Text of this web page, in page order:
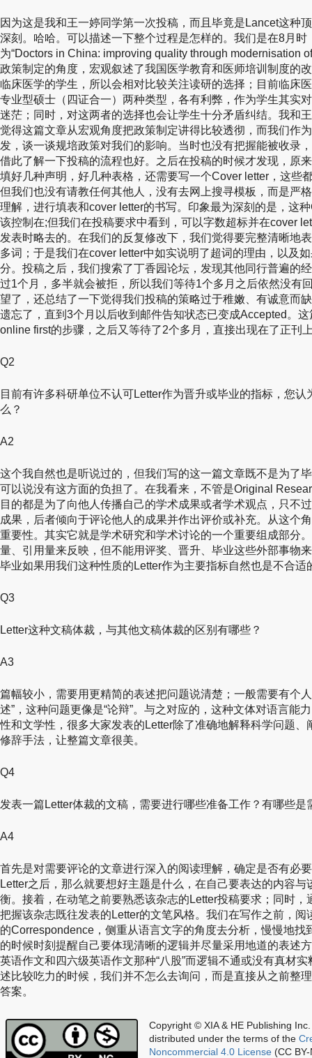
因为这是我和王一婷同学第一次投稿，而且毕竟是Lancet这种
深刻。哈哈。可以描述一下整个过程是怎样的。我们是在8月
为“Doctors in China: improving quality through modernisation
政策制定的角度，宏观叙述了我国医学教育和医师培训制度的
临床医学的学生，所以会相对比较关注读研的选择；目前临床
专业型硕士（四证合一）两种类型，各有利弊，作为学生其实
迷茫；同时，对这两者的选择也会让学生十分矛盾纠结。我和
觉得这篇文章从宏观角度把政策制定讲得比较透彻，而我们作
发，谈一谈规培政策对我们的影响。当时也没有把握能被收录
借此了解一下投稿的流程也好。之后在投稿的时候才发现，原
填好几种声明，好几种表格，还需要写一个Cover letter，这些
但我们也没有请教任何其他人，没有去网上搜寻模板，而是严
理解，进行填表和cover letter的书写。印象最为深刻的是，这
该控制在;但我们在投稿要求中看到，可以字数超标并在cover
发表时略去的。在我们的反复修改下，我们觉得要完整清晰地
多词；于是我们在cover letter中如实说明了超词的理由，以及
分。投稿之后，我们搜索了丁香园论坛，发现其他同行普遍的
过1个月，多半就会被拒，所以我们等待1个多月之后依然没有
望了，还总结了一下觉得我们投稿的策略过于稚嫩、有诚意而
遗忘了，直到3个月以后收到邮件告知状态已变成Accepted。
online first的步骤，之后又等待了2个多月，直接出现在了正刊
Q2
目前有许多科研单位不认可Letter作为晋升或毕业的指标，您
么？
A2
这个我自然也是听说过的，但我们写的这一篇文章既不是为了
可以说没有这方面的负担了。在我看来，不管是Original
目的都是为了向他人传播自己的学术成果或者学术观点，只不
成果，后者倾向于评论他人的成果并作出评价或补充。从这个
重要性。其实它就是学术研究和学术讨论的一个重要组成部分
量、引用量来反映，但不能用评奖、晋升、毕业这些外部事物
毕业如果用我们这种性质的Letter作为主要指标自然也是不合适
Q3
Letter这种文稿体裁，与其他文稿体裁的区别有哪些？
A3
篇幅较小，需要用更精简的表述把问题说清楚；一般需要有个
述”，这种问题更像是“论辩”。与之对应的，这种文体对语言能
性和文学性，很多大家发表的Letter除了准确地解释科学问题
修辞手法，让整篇文章很美。
Q4
发表一篇Letter体裁的文稿，需要进行哪些准备工作？有哪些是
A4
首先是对需要评论的文章进行深入的阅读理解，确定是否有必
Letter之后，那么就要想好主题是什么，在自己要表达的内容
衡。接着，在动笔之前要熟悉该杂志的Letter投稿要求；同时，
把握该杂志既往发表的Letter的文笔风格。我们在写作之前，
的Correspondence，侧重从语言文字的角度去分析，慢慢地找
的时候时刻提醒自己要体现清晰的逻辑并尽量采用地道的表述
英语作文和四六级英语作文那种“八股”而逻辑不通或没有真材
述比较吃力的时候，我们并不怎么去询问，而是直接从之前整
答案。
Copyright © XIA & HE Publishing Inc.
distributed under the terms of the
Noncommercial 4.0 License (CC